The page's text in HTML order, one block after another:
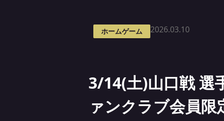
ホームゲーム 2026.03.10
3/14(土)山口戦 選
ァンクラブ会員限